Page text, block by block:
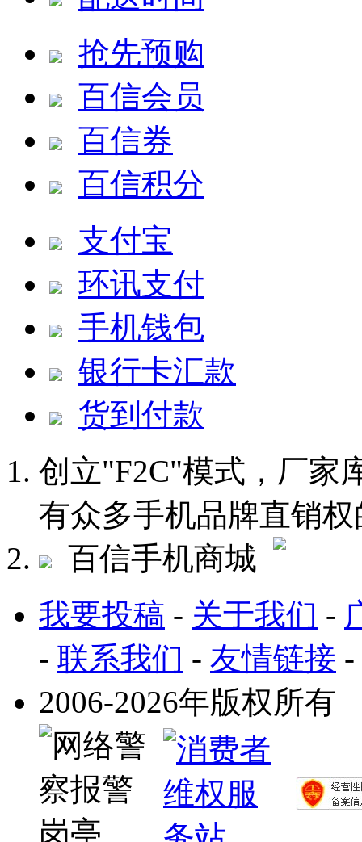
抢先预购
百信会员
百信券
百信积分
支付宝
环讯支付
手机钱包
银行卡汇款
货到付款
创立"F2C"模式，厂家
有众多手机品牌直销
百信手机商城
我要投稿 - 关于我们 -
- 联系我们 - 友情链接 -
2006-2026年版权所有